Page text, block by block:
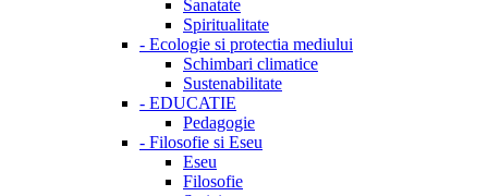
Sanatate
Spiritualitate
- Ecologie si protectia mediului
Schimbari climatice
Sustenabilitate
- EDUCATIE
Pedagogie
- Filosofie si Eseu
Eseu
Filosofie